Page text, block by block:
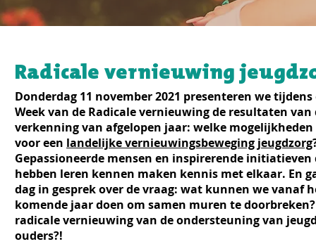
Radicale vernieuwing
Donderdag 11 november 2021 presenteren we tijdens
Week van de Radicale vernieuwing de resultaten van
verkenning van afgelopen jaar: welke
voor een landelijke vernieuwingsbeweging jeugdzorg
Gepassioneerde mensen en inspirerende initiatieven
hebben leren kennen maken kennis met elkaar. En
dag in gesprek over de vraag: wat kunnen we vanaf
komende jaar doen om samen muren te
radicale vernieuwing van de ondersteuning van
ouders?!